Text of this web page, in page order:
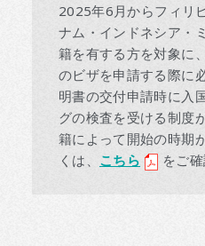
2025年6月からフィリ
ナム・インドネシア・
籍を有する方を対象に
のビザを申請する際に
明書の交付申請時に入
グの検査を受ける制度
籍によって開始の時期
くは、 こちら をご